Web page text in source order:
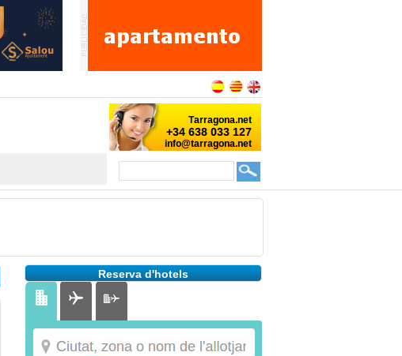
Reserva d'hotels